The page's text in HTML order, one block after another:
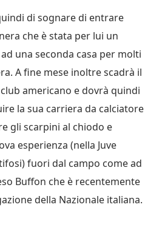
di sognare di entrare
che è stata per lui un
una seconda casa per molti
A fine mese inoltre scadrà il
americano e dovrà quindi
la sua carriera da calciatore
gli scarpini al chiodo e
esperienza (nella Juve
fuori dal campo come ad
Buffon che è recentemente
della Nazionale italiana.